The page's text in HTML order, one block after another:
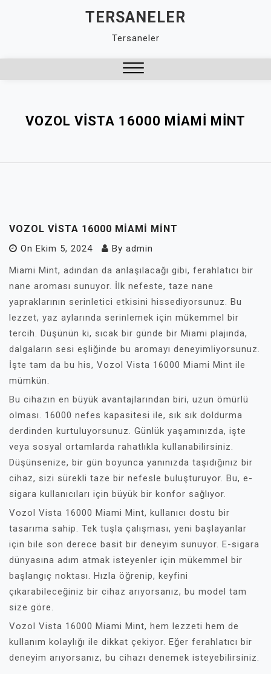
TERSANELER
Tersaneler
VOZOL VISTA 16000 MIAMI MINT
VOZOL VISTA 16000 MIAMI MINT
On Ekim 5, 2024 By admin
Miami Mint, adından da anlaşılacağı gibi, ferahlatıcı bir
nane aroması sunuyor. İlk nefeste, taze nane
yapraklarının serinletici etkisini hissediyorsunuz. Bu
lezzet, yaz aylarında serinlemek için mükemmel bir
tercih. Düşünün ki, sıcak bir günde bir Miami plajında,
dalgaların sesi eşliğinde bu aromayı deneyimliyorsunuz.
İşte tam da bu his, Vozol Vista 16000 Miami Mint ile
mümkün.
Bu cihazın en büyük avantajlarından biri, uzun ömürlü
olması. 16000 nefes kapasitesi ile, sık sık doldurma
derdinden kurtuluyorsunuz. Günlük yaşamınızda, işte
veya sosyal ortamlarda rahatlıkla kullanabilirsiniz.
Düşünsenize, bir gün boyunca yanınızda taşıdığınız bir
cihaz, sizi sürekli taze bir nefesle buluşturuyor. Bu, e-
sigara kullanıcıları için büyük bir konfor sağlıyor.
Vozol Vista 16000 Miami Mint, kullanıcı dostu bir
tasarıma sahip. Tek tuşla çalışması, yeni başlayanlar
için bile son derece basit bir deneyim sunuyor. E-sigara
dünyasına adım atmak isteyenler için mükemmel bir
başlangıç noktası. Hızla öğrenip, keyfini
çıkarabileceğiniz bir cihaz arıyorsanız, bu model tam
size göre.
Vozol Vista 16000 Miami Mint, hem lezzeti hem de
kullanım kolaylığı ile dikkat çekiyor. Eğer ferahlatıcı bir
deneyim arıyorsanız, bu cihazı denemek isteyebilirsiniz.